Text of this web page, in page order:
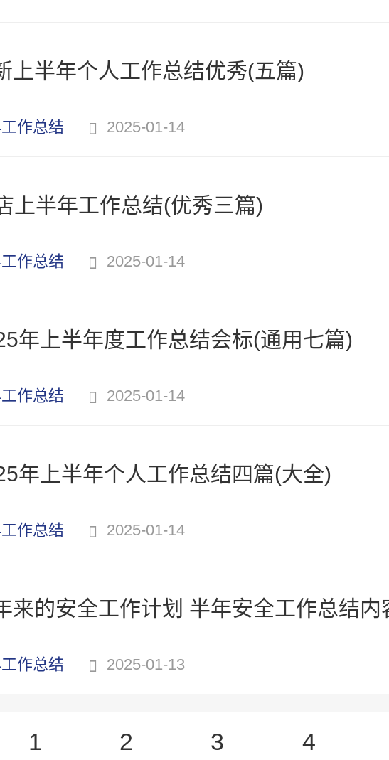
上半年个人工作总结优秀(五篇)
作总结 2025-01-14
上半年工作总结(优秀三篇)
作总结 2025-01-14
年上半年度工作总结会标(通用七篇)
作总结 2025-01-14
年上半年个人工作总结四篇(大全)
作总结 2025-01-14
来的安全工作计划 半年安全工作总结内
作总结 2025-01-13
1 2 3 4